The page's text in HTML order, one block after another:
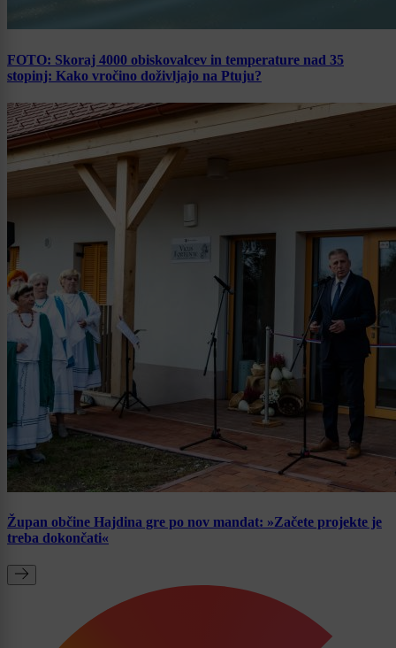
FOTO: Skoraj 4000 obiskovalcev in temperature nad 35
stopinj: Kako vročino doživljajo na Ptuju?
Župan občine Hajdina gre po nov mandat: »Začete projekte je
treba dokončati«